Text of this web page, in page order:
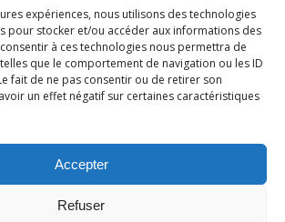
expériences, nous utilisons des technologies
pour stocker et/ou accéder aux informations des
à ces technologies nous permettra de
que le comportement de navigation ou les ID
fait de ne pas consentir ou de retirer son
un effet négatif sur certaines caractéristiques
Accepter
Refuser
300
environnement.be